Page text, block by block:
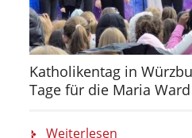
Katholikentag in
Tage für die Maria
Weiterlesen